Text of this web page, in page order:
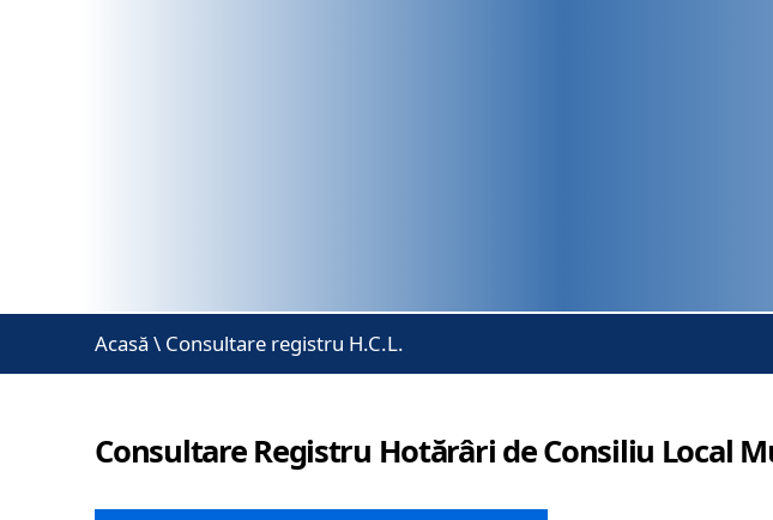
Acasă \ Consultare registru H.C.L.
Consultare Registru Hotărâri de Consiliu Local